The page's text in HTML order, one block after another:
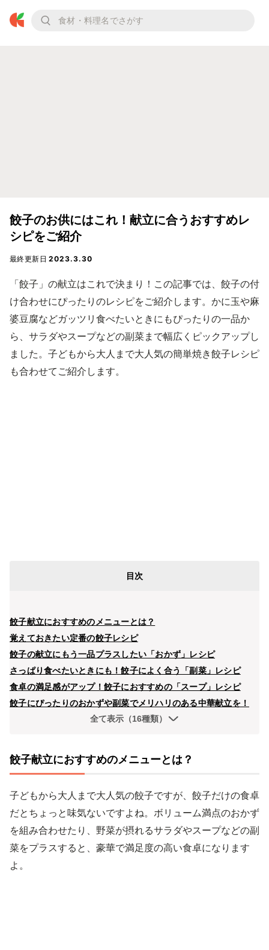
餃子のお供にはこれ！献立に合うおすすめレ
シピをご紹介
最終更新日2023.3.30
「餃子」の献立はこれで決まり！この記事では、餃子の付
け合わせにぴったりのレシピをご紹介します。かに玉や麻
婆豆腐などガッツリ食べたいときにもぴったりの一品か
ら、サラダやスープなどの副菜まで幅広くピックアップし
ました。子どもから大人まで大人気の簡単焼き餃子レシピ
も合わせてご紹介します。
目次
餃子献立におすすめのメニューとは？
覚えておきたい定番の餃子レシピ
餃子の献立にもう一品プラスしたい「おかず」レシピ
さっぱり食べたいときにも！餃子によく合う「副菜」レシピ
食卓の満足感がアップ！餃子におすすめの「スープ」レシピ
餃子にぴったりのおかずや副菜でメリハリのある中華献立を！
全て表示（16種類）
餃子献立におすすめのメニューとは？
子どもから大人まで大人気の餃子ですが、餃子だけの食卓
だとちょっと味気ないですよね。ボリューム満点のおかず
を組み合わせたり、野菜が摂れるサラダやスープなどの副
菜をプラスすると、豪華で満足度の高い食卓になります
よ。